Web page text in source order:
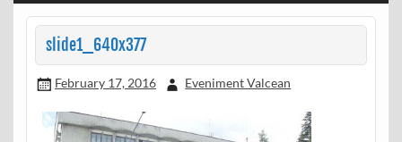
slide1_640x377
February 17, 2016 Eveniment Valcean